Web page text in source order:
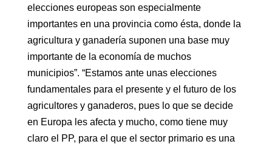
elecciones europeas son especialmente
importantes en una provincia como ésta, donde la
agricultura y ganadería suponen una base muy
importante de la economía de muchos
municipios”. “Estamos ante unas elecciones
fundamentales para el presente y el futuro de los
agricultores y ganaderos, pues lo que se decide
en Europa les afecta y mucho, como tiene muy
claro el PP, para el que el sector primario es una